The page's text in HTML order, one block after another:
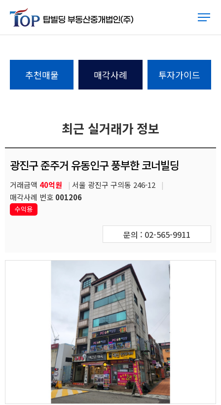
추천매물 매각사례 투자가이드
최근 실거래가 정보
광진구 준주거 유동인구 풍부한 코너빌딩
거래금액 40억원
서울 광진구 구의동 246-12
매각사례 번호 001206
수익용
문의 : 02-565-9911